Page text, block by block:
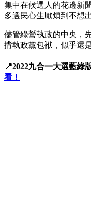
集中在候選人的花邊新
多選民心生厭煩到不想
儘管綠營執政的中央，
揹執政黨包袱，似乎還
📍2022九合一大選藍綠
看！